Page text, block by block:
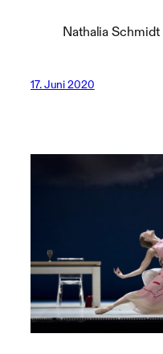
Nathalia Schmidt
17. Juni 2020